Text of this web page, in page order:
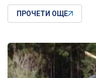
ПРОЧЕТИ ОЩЕ